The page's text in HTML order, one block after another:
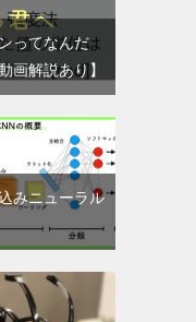
ってなんだ
画解説あり】
みニューラル